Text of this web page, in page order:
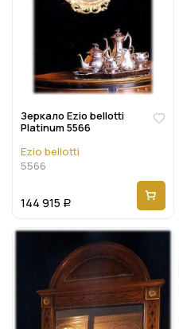
Зеркало Ezio bellotti
Platinum 5566
Ezio bellotti
5566
144 915 Р